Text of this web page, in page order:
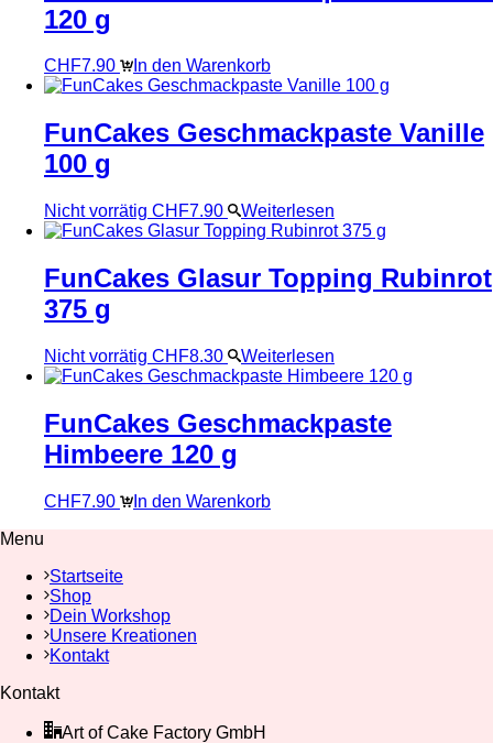
120 g
CHF7.90 In den Warenkorb
FunCakes Geschmackpaste Vanille
100 g
Nicht vorrätig CHF7.90 Weiterlesen
FunCakes Glasur Topping Rubinrot
375 g
Nicht vorrätig CHF8.30 Weiterlesen
FunCakes Geschmackpaste
Himbeere 120 g
CHF7.90
In den Warenkorb
Menu
Startseite
Shop
Dein Workshop
Unsere Kreationen
Kontakt
Kontakt
Art of Cake Factory GmbH